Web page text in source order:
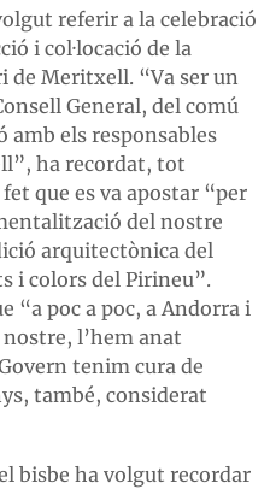
referir a la celebració
i col·locació de la
de Meritxell. “Va ser un
General, del comú
amb els responsables
ha recordat, tot
que es va apostar “per
del nostre
arquitectònica del
i colors del Pirineu”.
“a poc a poc, a Andorra i
l’hem anat
tenim cura de
també, considerat
bisbe ha volgut recordar